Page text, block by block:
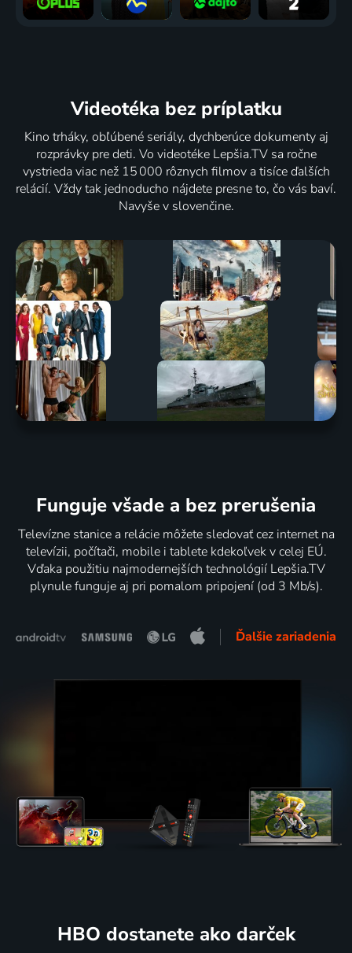
Videotéka bez príplatku
Kino trháky, obľúbené seriály, dychberúce dokumenty aj
rozprávky pre deti. Vo videotéke Lepšia.TV sa ročne
vystrieda viac než 15 000 rôznych filmov a tisíce ďalších
relácií. Vždy tak jednoducho nájdete presne to, čo vás baví.
Navyše v slovenčine.
Funguje všade a bez prerušenia
Televízne stanice a relácie môžete sledovať cez internet na
televízii, počítači, mobile i tablete kdekoľvek v celej EÚ.
Vďaka použitiu najmodernejších technológií Lepšia.TV
plynule funguje aj pri pomalom pripojení (od 3 Mb/s).
Ďalšie zariadenia
HBO dostanete ako darček